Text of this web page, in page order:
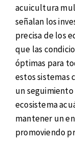
acuicultura
señalan los
precisa de los
que las
óptimas para
estos sistemas
un
ecosistema
mantener un
promoviendo